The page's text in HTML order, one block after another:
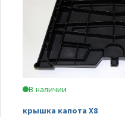
В наличии
крышка капота Х8